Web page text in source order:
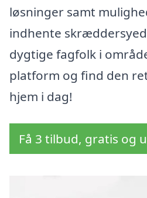
løsninger samt
indhente
dygtige fagfolk i
platform og find den
hjem i dag!
Få 3 tilbud, gratis og